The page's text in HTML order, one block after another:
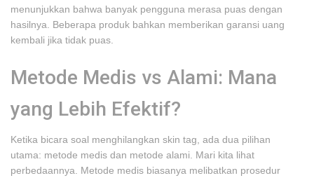
menunjukkan bahwa banyak pengguna merasa puas dengan
hasilnya. Beberapa produk bahkan memberikan garansi uang
kembali jika tidak puas.
Metode Medis vs Alami: Mana
yang Lebih Efektif?
Ketika bicara soal menghilangkan skin tag, ada dua pilihan
utama: metode medis dan metode alami. Mari kita lihat
perbedaannya. Metode medis biasanya melibatkan prosedur